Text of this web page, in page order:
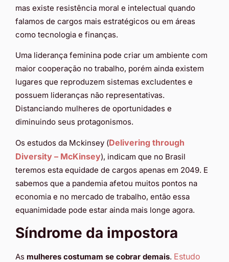
mas existe resistência moral e intelectual quando
falamos de cargos mais estratégicos ou em áreas
como tecnologia e finanças.
Uma liderança feminina pode criar um ambiente com
maior cooperação no trabalho, porém ainda existem
lugares que reproduzem sistemas excludentes e
possuem lideranças não representativas.
Distanciando mulheres de oportunidades e
diminuindo seus protagonismos.
Os estudos da Mckinsey (Delivering through
Diversity – McKinsey), indicam que no Brasil
teremos esta equidade de cargos apenas em 2049. E
sabemos que a pandemia afetou muitos pontos na
economia e no mercado de trabalho, então essa
equanimidade pode estar ainda mais longe agora.
Síndrome da impostora
As mulheres costumam se cobrar demais. Estudo